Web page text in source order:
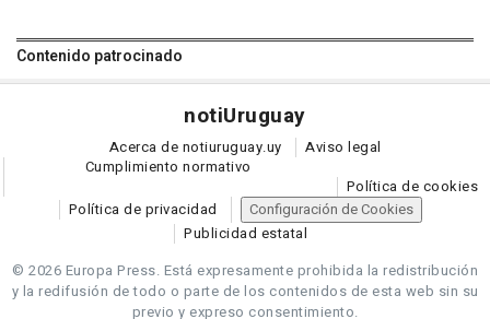
Contenido patrocinado
notiUruguay
Acerca de notiuruguay.uy
Aviso legal
Cumplimiento normativo
Política de cookies
Política de privacidad
Configuración de Cookies
Publicidad estatal
© 2026 Europa Press. Está expresamente prohibida la redistribución
y la redifusión de todo o parte de los contenidos de esta web sin su
previo y expreso consentimiento.